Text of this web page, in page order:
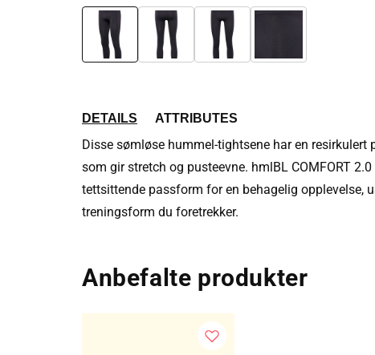
modalfönster
DETAILS ATTRIBUTES
Disse sømløse hummel-tightsene har en
som gir stretch og pusteevne. hmlBL COMFORT 2.0
tettsittende passform for en behagelig opplevelse,
treningsform du foretrekker.
Anbefalte produkter